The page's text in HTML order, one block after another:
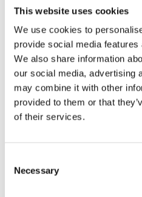
This website uses cookies
We use cookies to
provide social media
We also share information
our social media, advertising
may combine it with other
provided to them or that
of their services.
Selection
Necessary